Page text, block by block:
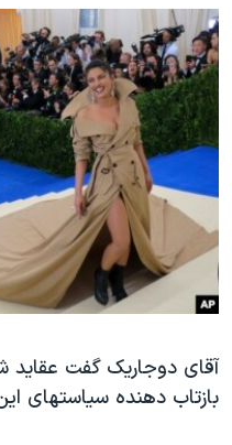
سفر پرزیدنت ترامپ به چین
آقای دوجاریک گفت
بازتاب دهنده سیاستهای